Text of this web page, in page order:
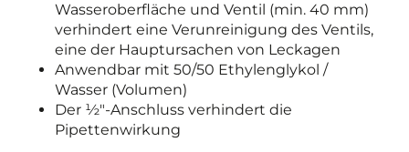
Wasseroberfläche und Ventil (min. 40 mm)
verhindert eine Verunreinigung des Ventils,
eine der Hauptursachen von Leckagen
Anwendbar mit 50/50 Ethylenglykol /
Wasser (Volumen)
Der ½"-Anschluss verhindert die
Pipettenwirkung